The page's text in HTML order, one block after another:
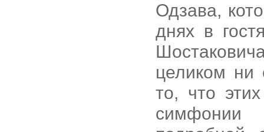
Одзава,
днях в
целиком ни
то, что